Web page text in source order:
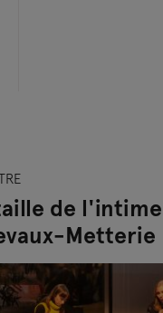
de
Metterie